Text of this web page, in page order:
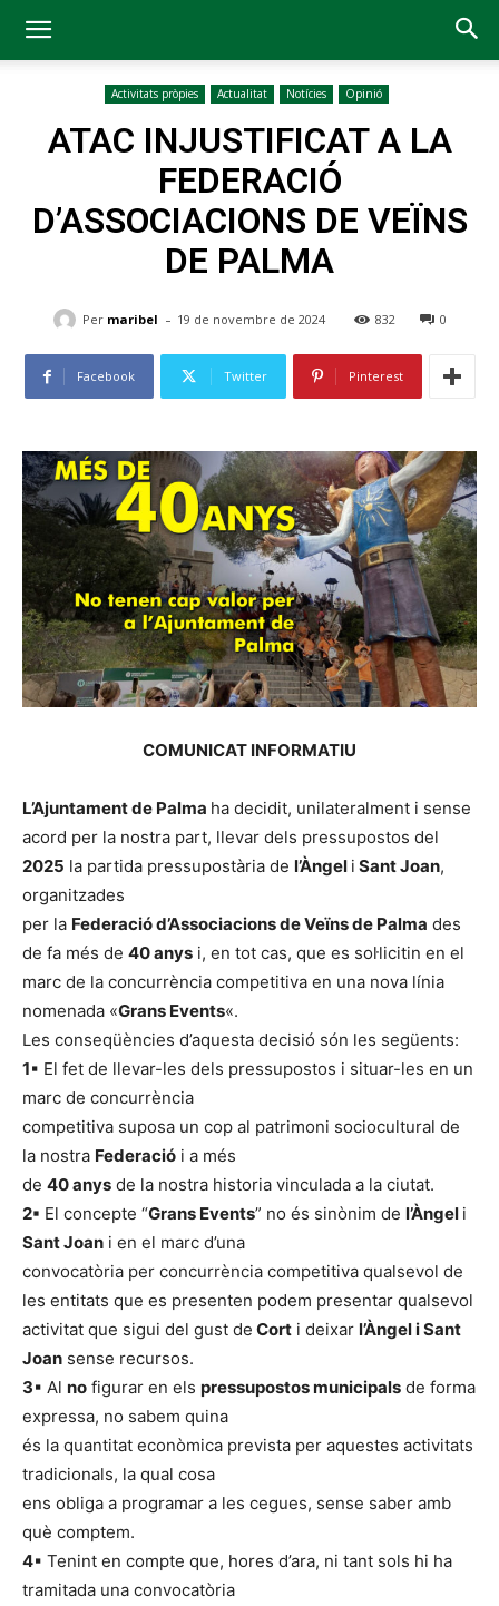
Activitats pròpies Actualitat Notícies Opinió
ATAC INJUSTIFICAT A LA
FEDERACIÓ
D’ASSOCIACIONS DE VEÏNS
DE PALMA
Per maribel - 19 de novembre de 2024 832 0
Facebook Twitter Pinterest
COMUNICAT INFORMATIU
L’Ajuntament de Palma ha decidit, unilateralment i sense
acord per la nostra part, llevar dels pressupostos del
2025 la partida pressupostària de l’Àngel i Sant Joan,
organitzades
per la Federació d’Associacions de Veïns de Palma des
de fa més de 40 anys i, en tot cas, que es sol·licitin en el
marc de la concurrència competitiva en una nova línia
nomenada «Grans Events«.
Les conseqüències d’aquesta decisió són les següents:
1▪ El fet de llevar-les dels pressupostos i situar-les en un
marc de concurrència
competitiva suposa un cop al patrimoni sociocultural de
la nostra Federació i a més
de 40 anys de la nostra historia vinculada a la ciutat.
2▪ El concepte “Grans Events” no és sinònim de l’Àngel i
Sant Joan i en el marc d’una
convocatòria per concurrència competitiva qualsevol de
les entitats que es presenten podem presentar qualsevol
activitat que sigui del gust de Cort i deixar l’Àngel i Sant
Joan sense recursos.
3▪ Al no figurar en els pressupostos municipals de forma
expressa, no sabem quina
és la quantitat econòmica prevista per aquestes activitats
tradicionals, la qual cosa
ens obliga a programar a les cegues, sense saber amb
què comptem.
4▪ Tenint en compte que, hores d’ara, ni tant sols hi ha
tramitada una convocatòria